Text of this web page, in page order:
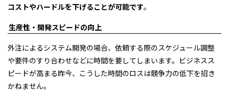
コストやハードルを下げることが可能です。
生産性・開発スピードの向上
外注によるシステム開発の場合、依頼する際のスケジュール調整
や要件のすり合わせなどに時間を要してしまいます。ビジネスス
ピードが高まる昨今、こうした時間のロスは競争力の低下を招き
かねません。